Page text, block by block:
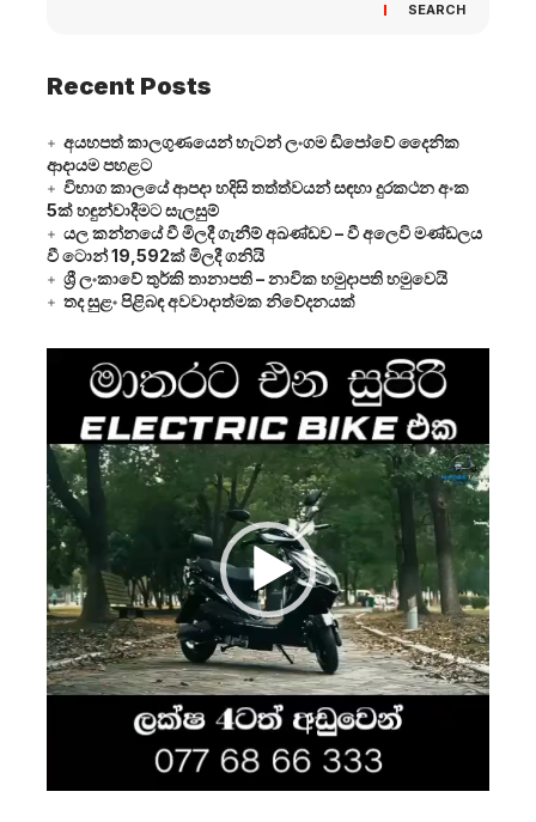
SEARCH
Recent Posts
අයහපත් කාලගුණයෙන් හැටන් ලංගම ඩිපෝවේ දෛනික
ආදායම පහළට
විභාග කාලයේ ආපදා හදිසි තත්ත්වයන් සඳහා දුරකථන අංක
5ක් හඳුන්වාදීමට සැලසුම්
යල කන්නයේ වී මිලදී ගැනීම් අඛණ්ඩව – වී අලෙවි මණ්ඩලය
වී ටොන් 19,592ක් මිලදී ගනියි
ශ්‍රී ලංකාවේ තුර්කි තානාපති – නාවික හමුදාපති හමුවෙයි
තද සුළං පිළිබඳ අවවාදාත්මක නිවේදනයක්
Player